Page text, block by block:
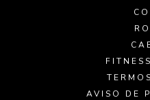
AVISO DE